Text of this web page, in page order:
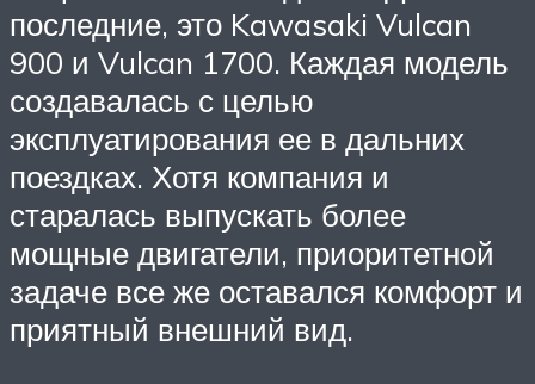
последние, это Kawasaki Vulcan
900 и Vulcan 1700. Каждая модель
создавалась с целью
эксплуатирования ее в дальних
поездках. Хотя компания и
старалась выпускать более
мощные двигатели, приоритетной
задаче все же оставался комфорт и
приятный внешний вид.